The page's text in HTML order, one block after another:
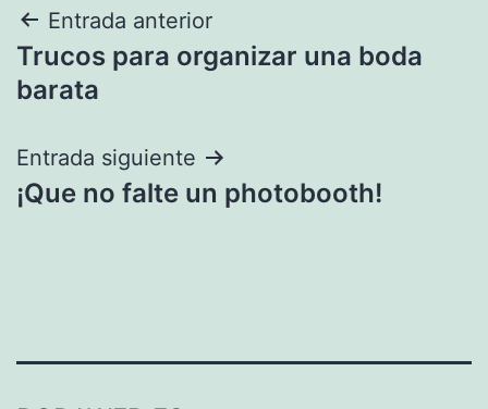
Navegación
de
Entrada anterior
Trucos para organizar una boda
barata
Entrada siguiente
¡Que no falte un photobooth!